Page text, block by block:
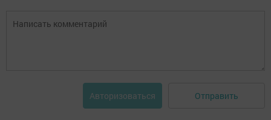
Авторизоваться Отправить